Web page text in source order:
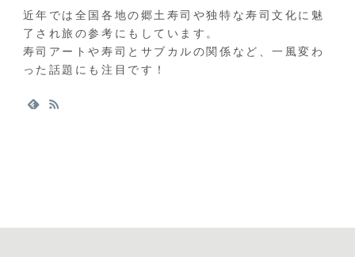
近年では全国各地の郷土寿司や独特な寿司文化に魅
了され旅の参考にもしています。
寿司アートや寿司とサブカルの関係など、一風変わ
った話題にも注目です！